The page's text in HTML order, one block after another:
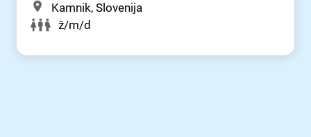
Kamnik, Slovenija
ž/m/d